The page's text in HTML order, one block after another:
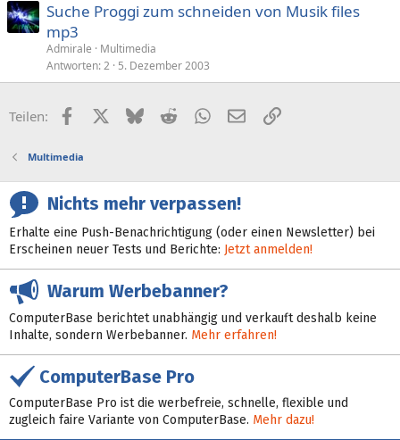
Suche Proggi zum schneiden von Musik files
mp3
Admirale
Multimedia
Antworten 2 5. Dezember 2003
Teilen: FacebookX (Twitter)
BlueskyRedditWhatsApp
E-MailLink
Multimedia
Nichts mehr verpassen!
Erhalte eine Push-Benachrichtigung (oder einen Newsletter) bei
Erscheinen neuer Tests und Berichte: Jetzt anmelden!
Warum Werbebanner?
ComputerBase berichtet unabhängig und verkauft deshalb keine
Inhalte, sondern Werbebanner. Mehr erfahren!
ComputerBase Pro
ComputerBase Pro ist die werbefreie, schnelle, flexible und
zugleich faire Variante von ComputerBase. Mehr dazu!